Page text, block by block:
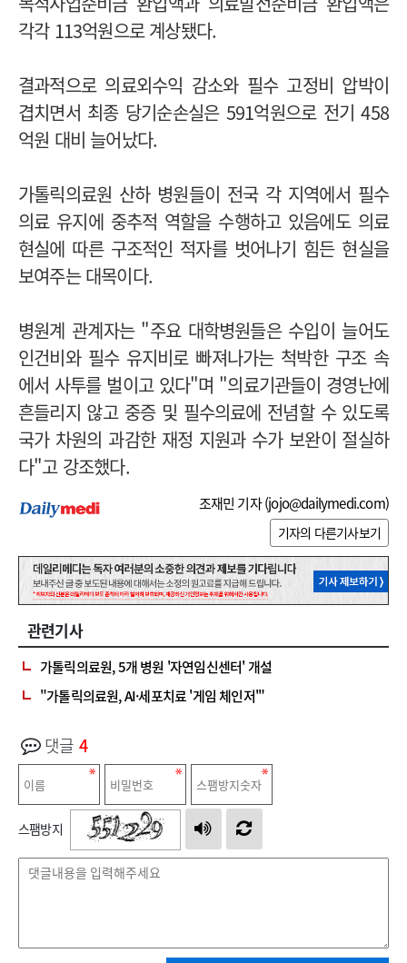
각각 113억원으로 계상됐다.
결과적으로 의료외수익 감소와 필수 고정비 압박이
겹치면서 최종 당기순손실은 591억원으로 전기 458
억원 대비 늘어났다.
가톨릭의료원 산하 병원들이 전국 각 지역에서 필수
의료 유지에 중추적 역할을 수행하고 있음에도 의료
현실에 따른 구조적인 적자를 벗어나기 힘든 현실을
보여주는 대목이다.
병원계 관계자는 "주요 대학병원들은 수입이 늘어도
인건비와 필수 유지비로 빠져나가는 척박한 구조 속
에서 사투를 벌이고 있다"며 "의료기관들이 경영난에
흔들리지 않고 중증 및 필수의료에 전념할 수 있도록
국가 차원의 과감한 재정 지원과 수가 보완이 절실하
다"고 강조했다.
조재민 기자 (jojo@dailymedi.com)
기자의 다른기사보기
관련기사
가톨릭의료원, 5개 병원 '자연임신센터' 개설
"가톨릭의료원, AI·세포치료 '게임 체인저'"
댓글 4
스팸방지